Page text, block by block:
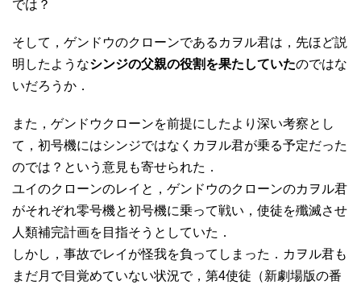
では？
そして，ゲンドウのクローンであるカヲル君は，先ほど説
明したようなシンジの父親の役割を果たしていたのではな
いだろうか．
また，ゲンドウクローンを前提にしたより深い考察とし
て，初号機にはシンジではなくカヲル君が乗る予定だった
のでは？という意見も寄せられた．
ユイのクローンのレイと，ゲンドウのクローンのカヲル君
がそれぞれ零号機と初号機に乗って戦い，使徒を殲滅させ
人類補完計画を目指そうとしていた．
しかし，事故でレイが怪我を負ってしまった．カヲル君も
まだ月で目覚めていない状況で，第4使徒（新劇場版の番